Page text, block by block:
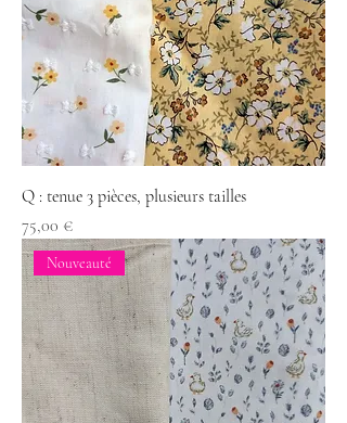
Q : tenue 3 pièces, plusieurs tailles
Prix
75,00 €
Nouveauté